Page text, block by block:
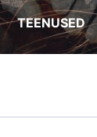
TEENUSED